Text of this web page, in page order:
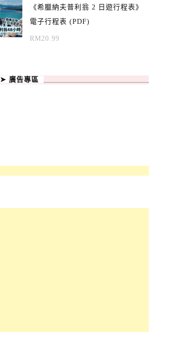
《希臘納夫普利翁 2 日遊行程表》
電子行程表 (PDF)
RM20.99
➤ 廣告專區